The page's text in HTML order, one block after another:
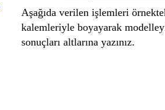
Aşağıda verilen işlemleri
kalemleriyle boyayarak
sonuçları altlarına yazınız.